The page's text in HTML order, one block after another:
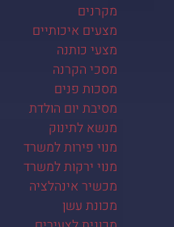
מקרנים
מצעים איכותיים
מצעי כותנה
מסכי הקרנה
מסכות פנים
מסיבת יום הולדת
מנשא לתינוק
מנוי פירות למשרד
מנוי ירקות למשרד
מכשיר אינהלציה
מכונת עשן